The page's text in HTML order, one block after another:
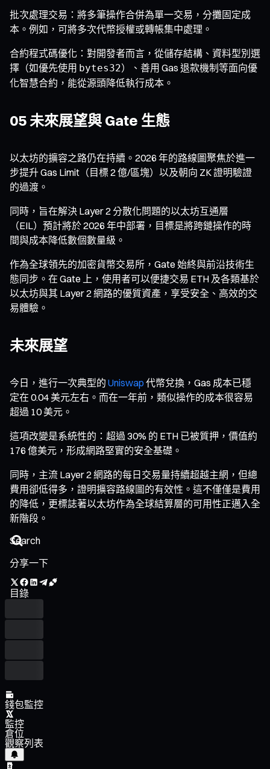
批次處理交易：將多筆操作合併為單一交易，分攤固定成
本。例如，可將多次代幣授權或轉帳集中處理。
合約程式碼優化：對開發者而言，從儲存結構、資料型別選
擇（如優先使用 bytes32）、善用 Gas 退款機制等面向優
化智慧合約，能從源頭降低執行成本。
05 未來展望與 Gate 生態
以太坊的擴容之路仍在持續。2026 年的路線圖聚焦於進一
步提升 Gas Limit（目標 2 億/區塊）以及朝向 ZK 證明驗證
的過渡。
同時，旨在解決 Layer 2 分散化問題的以太坊互通層
（EIL）預計將於 2026 年中部署，目標是將跨鏈操作的時
間與成本降低數個數量級。
作為全球領先的加密貨幣交易所，Gate 始終與前沿技術生
態同步。在 Gate 上，使用者可以便捷交易 ETH 及各類基於
以太坊與其 Layer 2 網路的優質資產，享受安全、高效的交
易體驗。
未來展望
今日，進行一次典型的 Uniswap 代幣兌換，Gas 成本已穩
定在 0.04 美元左右。而在一年前，類似操作的成本很容易
超過 10 美元。
這項改變是系統性的：超過 30% 的 ETH 已被質押，價值約
176 億美元，形成網路堅實的安全基礎。
同時，主流 Layer 2 網路的每日交易量持續超越主網，但總
費用卻低得多，證明擴容路線圖的有效性。這不僅僅是費用
的降低，更標誌著以太坊作為全球結算層的可用性正邁入全
新階段。
分享一下
目錄
錢包監控
監控
倉位
觀察列表